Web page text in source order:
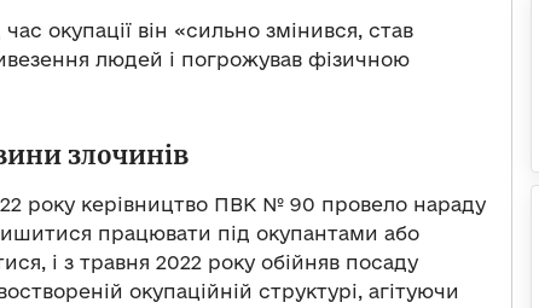
окупації він «сильно змінився, став
людей і погрожував фізичною
злочинів
року керівництво ПВК № 90 провело нараду
працювати під окупантами або
і з травня 2022 року обійняв посаду
окупаційній структурі, агітуючи